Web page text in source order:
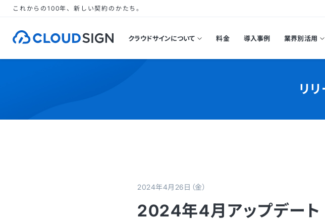
これからの100年、新しい契約のかたち。
クラウドサインについて 料金 導入事例 業界別活用
リ
2024年4月26日（金）
2024年4月アップデート